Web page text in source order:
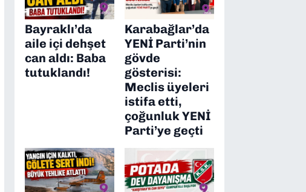
Bayraklı’da
aile içi dehşet
can aldı: Baba
tutuklandı!
Karabağlar’da
YENİ Parti’nin
gövde
gösterisi:
Meclis üyeleri
istifa etti,
çoğunluk YENİ
Parti’ye geçti